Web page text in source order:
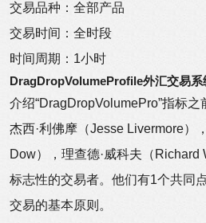
交易品种：全部产品
交易时间：全时段
时间周期：1小时
DragDropVolumeProfile外汇交易系
介绍“DragDropVolumePro”指标之
杰西·利佛摩（Jesse Livermore）
Dow），理查德·威科夫（
标志性的交易者。他们有1个共同
交易的基本原则。